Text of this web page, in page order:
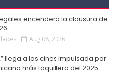
encenderá la clausura de
Aug 08, 2026
llega a los cines impulsada por
más taquillera del 2025